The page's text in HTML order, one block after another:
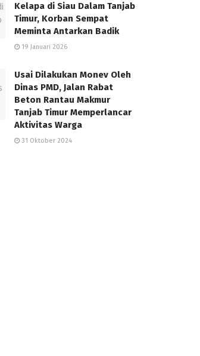
Kelapa di Siau Dalam Tanjab
Timur, Korban Sempat
Meminta Antarkan Badik
19 Januari 2026
Usai Dilakukan Monev Oleh
Dinas PMD, Jalan Rabat
Beton Rantau Makmur
Tanjab Timur Memperlancar
Aktivitas Warga
31 Oktober 2024